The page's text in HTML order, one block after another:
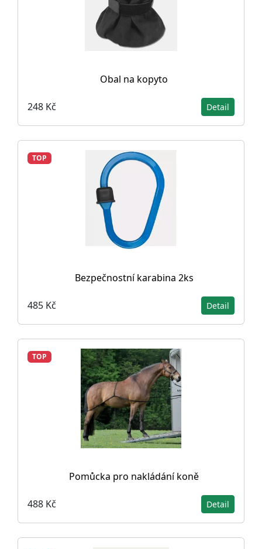
Obal na kopyto
248 Kč Detail
TOP
Bezpečnostní karabina 2ks
485 Kč Detail
TOP
Pomůcka pro nakládání koně
488 Kč Detail